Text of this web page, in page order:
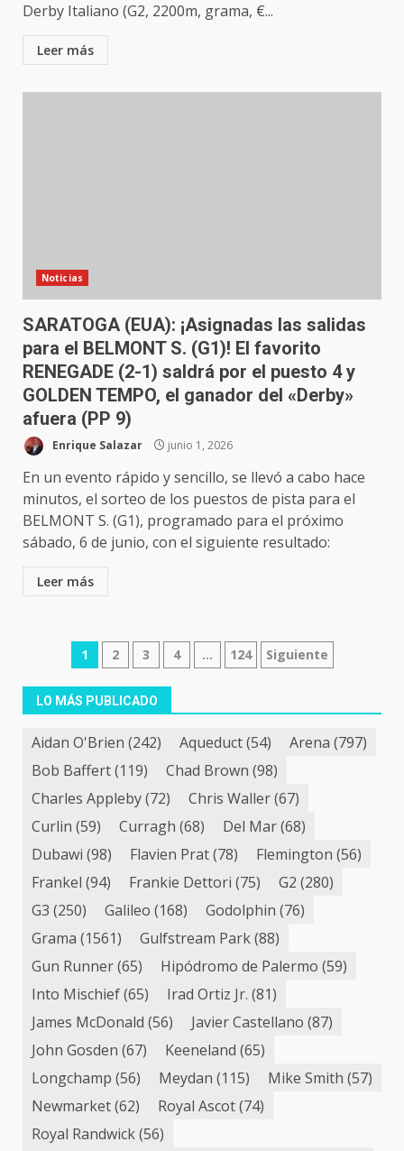
Derby Italiano (G2, 2200m, grama, €...
Leer más
Noticias
SARATOGA (EUA): ¡Asignadas las salidas
para el BELMONT S. (G1)! El favorito
RENEGADE (2-1) saldrá por el puesto 4 y
GOLDEN TEMPO, el ganador del «Derby»
afuera (PP 9)
Enrique Salazar junio 1, 2026
En un evento rápido y sencillo, se llevó a cabo hace
minutos, el sorteo de los puestos de pista para el
BELMONT S. (G1), programado para el próximo
sábado, 6 de junio, con el siguiente resultado:
Leer más
Navegación
de
entradas
1 2 3 4 … 124 Siguiente
LO MÁS PUBLICADO
Aidan O'Brien (242) Aqueduct(54) Arena (797)
Bob Baffert(119) Chad Brown (98)
Charles Appleby(72) Chris Waller(67)
Curlin (59) Curragh (68) Del Mar(68)
Dubawi (98) Flavien Prat(78) Flemington (56)
Frankel (94) Frankie Dettori (75) G2 (280)
G3 (250) Galileo (168) Godolphin (76)
Grama (1561) Gulfstream Park(88)
Gun Runner(65) Hipódromo de Palermo (59)
Into Mischief(65) Irad Ortiz Jr. (81)
James McDonald (56) Javier Castellano (87)
John Gosden (67) Keeneland (65)
Longchamp (56) Meydan (115) Mike Smith (57)
Newmarket(62) Royal Ascot(74)
Royal Randwick(56)